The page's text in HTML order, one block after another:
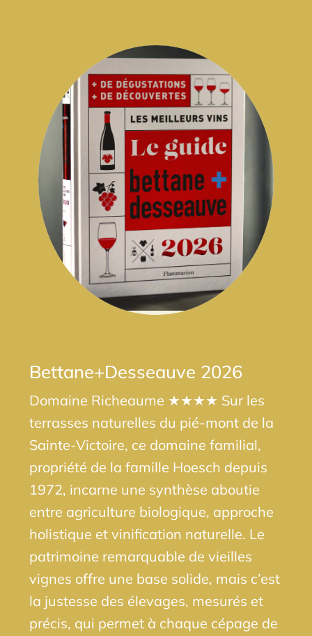
Bettane+Desseauve 2026
Domaine Richeaume ★★★★ Sur les
terrasses naturelles du pié-mont de la
Sainte-Victoire, ce domaine familial,
propriété de la famille Hoesch depuis
1972, incarne une synthèse aboutie
entre agriculture biologique, approche
holistique et vinification naturelle. Le
patrimoine remarquable de vieilles
vignes offre une base solide, mais c’est
la justesse des élevages, mesurés et
précis, qui permet à chaque cépage de